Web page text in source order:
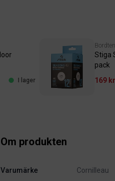
I lager
Stiga
pack
169
Om produkten
Varumärke Cornilleau